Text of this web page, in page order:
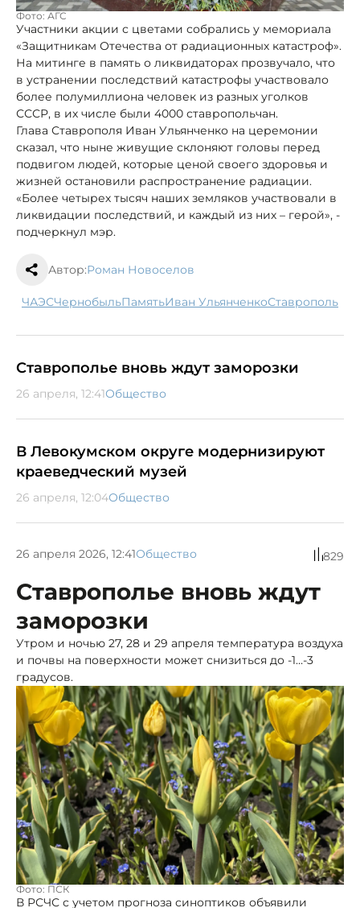
Фото: АГС
Участники акции с цветами собрались у мемориала
«Защитникам Отечества от радиационных катастроф».
На митинге в память о ликвидаторах прозвучало, что
в устранении последствий катастрофы участвовало
более полумиллиона человек из разных уголков
СССР, в их числе были 4000 ставропольчан.
Глава Ставрополя Иван Ульянченко на церемонии
сказал, что ныне живущие склоняют головы перед
подвигом людей, которые ценой своего здоровья и
жизней остановили распространение радиации.
«Более четырех тысяч наших земляков участвовали в
ликвидации последствий, и каждый из них – герой», -
подчеркнул мэр.
Автор:Роман Новоселов
ЧАЭС Чернобыль память Иван Ульянченко Ставрополь
Ставрополье вновь ждут заморозки
26 апреля, 12:41Общество
В Левокумском округе модернизируют
краеведческий музей
26 апреля, 12:04Общество
26 апреля 2026, 12:41Общество 829
Ставрополье вновь ждут
заморозки
Утром и ночью 27, 28 и 29 апреля температура воздуха
и почвы на поверхности может снизиться до -1…-3
градусов.
Фото: ПСК
В РСЧС с учетом прогноза синоптиков объявили